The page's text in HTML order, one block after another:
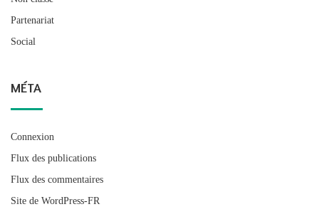
Partenariat
Social
MÉTA
Connexion
Flux des publications
Flux des commentaires
Site de WordPress-FR